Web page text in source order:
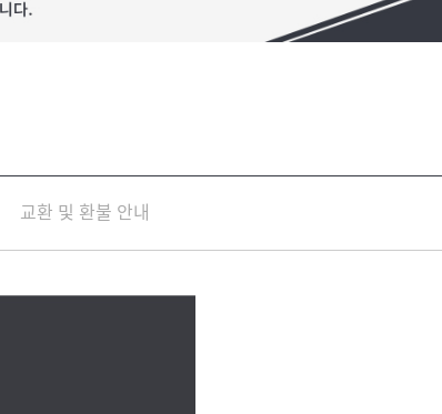
교환 및 환불 안내